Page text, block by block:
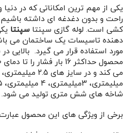
یکی از مهم ترین امکاناتی که در دنیا
راحت و بدون دغدغه ای داشته
کشی است. لوله گازی سپنتا سپنتا
دهنده تاسیسات یک ساختمان می
مورد استفاده قرار می گیرد. بالایی
شاخه های شش متری تولید می شود.
برخی از ویژگی های این محصول عبارت